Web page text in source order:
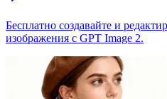
Бесплатно создавайте и
изображения с GPT Image 2.